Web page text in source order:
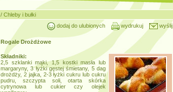
/ Chleby i bułki
dodaj do ulubionych
wydrukuj wyślij
Rogale Drożdżowe
Składniki:
2,5 szklanki mąki, 1,5 kostki masła lub
margaryny, 3 łyżki gęstej śmietany, 5 dag
drożdży, 2 jajka, 2-3 łyżki cukru lub cukru
pudru, szczypta soli, otarta skórka
cytrynowa lub cukier czy olejek